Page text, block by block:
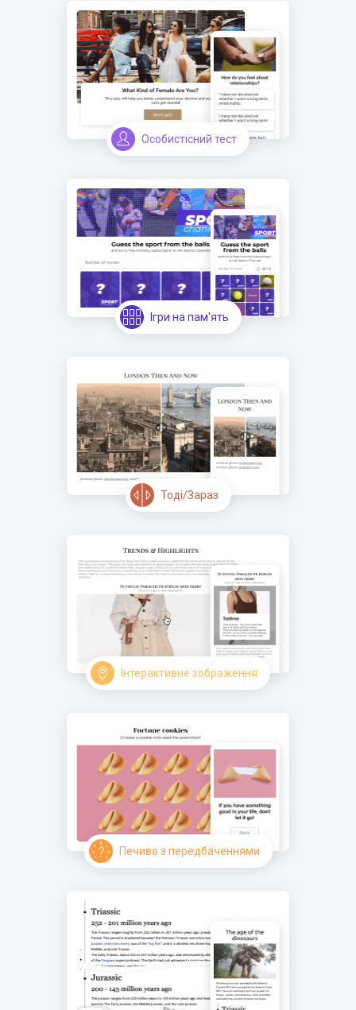
Особистісний тест
Ігри на пам'ять
Тоді/Зараз
Інтерактивне зображення
Печиво з передбаченнями